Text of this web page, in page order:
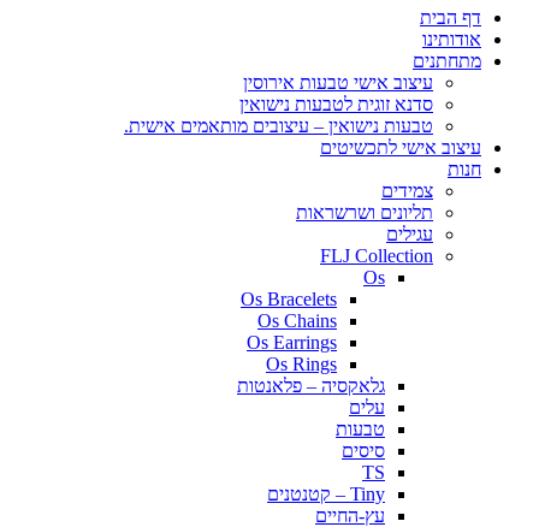
דף הבית
אודותינו
מתחתנים
עיצוב אישי טבעות אירוסין
סדנא זוגית לטבעות נישואין
טבעות נישואין – עיצובים מותאמים אישית.
עיצוב אישי לתכשיטים
חנות
צמידים
תליונים ושרשראות
עגילים
FLJ Collection
Os
Os Bracelets
Os Chains
Os Earrings
Os Rings
גלאקסיה – פלאנטות
עלים
טבעות
סיסים
TS
Tiny – קטנטנים
עץ-החיים